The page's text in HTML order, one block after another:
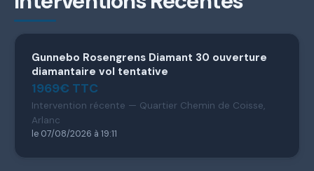
Gunnebo Rosengrens Diamant 30 ouverture
diamantaire vol tentative
1969€ TTC
Intervention récente — Quartier Chemin de Coisse,
Arlanc
le 07/08/2026 à 19:11